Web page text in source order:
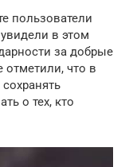
пользователи
в этом
за добрые
отметили, что в
о тех, кто